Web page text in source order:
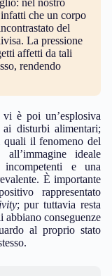
nel nostro
che un corpo
del
La pressione
affetti da tali
rendendo
è poi un’esplosiva
disturbi alimentari;
quali il fenomeno del
all’immagine ideale
e una
È importante
rappresentato
; pur tuttavia resta
conseguenze
al proprio stato